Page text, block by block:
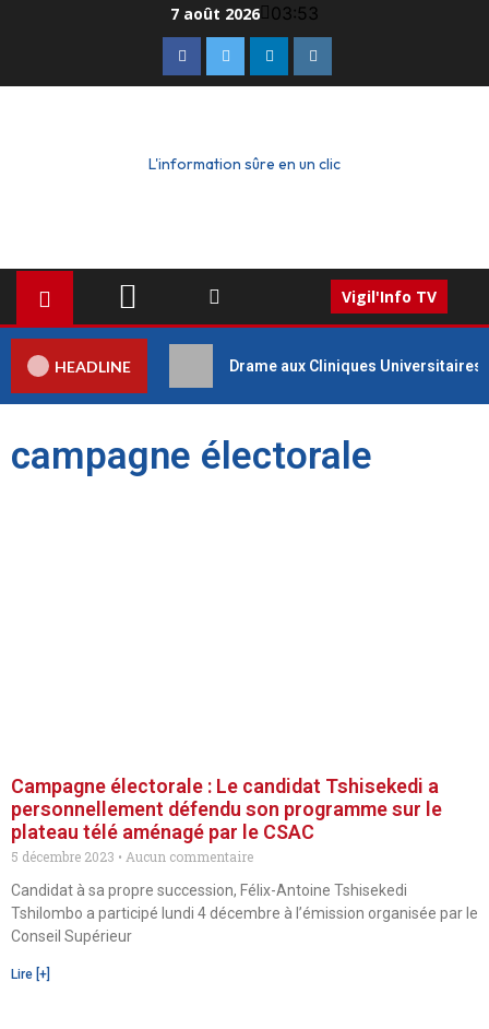
7 août 2026 03:53
L'information sûre en un clic
Vigil'Info TV
HEADLINE Drame aux Cliniques
campagne électorale
Campagne électorale : Le candidat Tshisekedi a
personnellement défendu son programme sur le
plateau télé aménagé par le CSAC
5 décembre 2023
Aucun commentaire
Candidat à sa propre succession, Félix-Antoine Tshisekedi
Tshilombo a participé lundi 4 décembre à l’émission organisée par le
Conseil Supérieur
Lire [+]